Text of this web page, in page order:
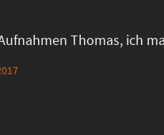
Thomas, ich